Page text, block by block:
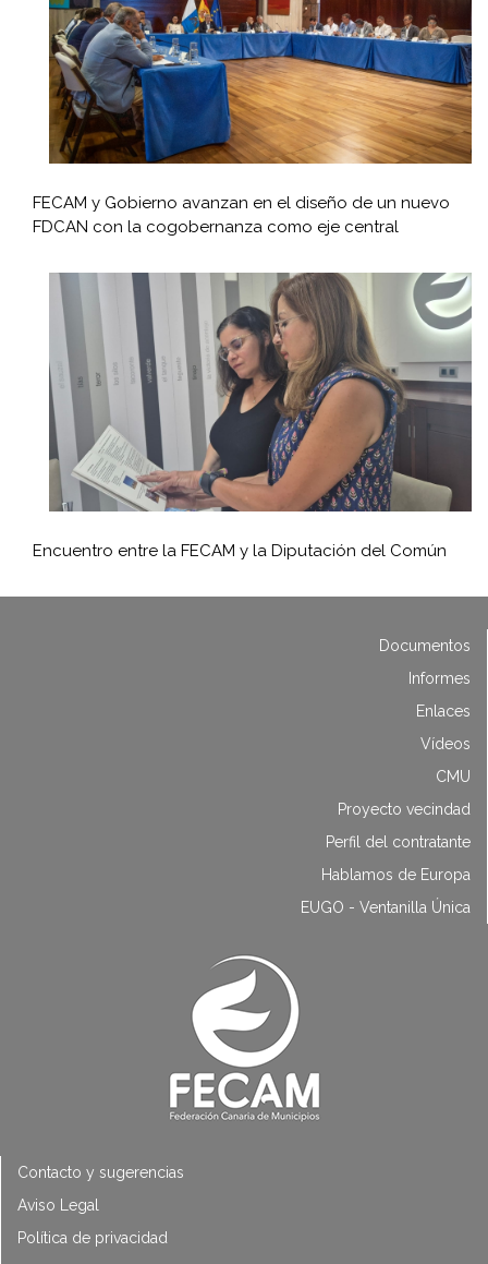
FECAM y Gobierno avanzan en el diseño de un nuevo
FDCAN con la cogobernanza como eje central
Encuentro entre la FECAM y la Diputación del Común
Documentos
Informes
Enlaces
Vídeos
CMU
Proyecto vecindad
Perfil del contratante
Hablamos de Europa
EUGO - Ventanilla Única
Contacto y sugerencias
Aviso Legal
Política de privacidad